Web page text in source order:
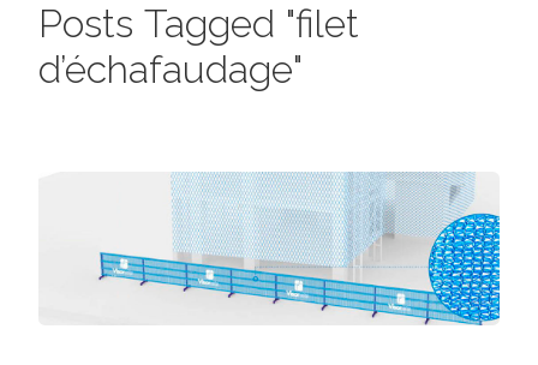
Posts Tagged "filet
d’échafaudage"